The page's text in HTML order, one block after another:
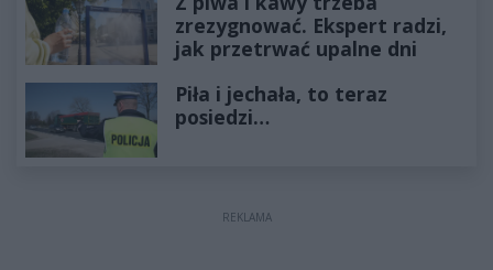
zrezygnować. Ekspert radzi,
jak przetrwać upalne dni
Piła i jechała, to teraz
posiedzi…
REKLAMA